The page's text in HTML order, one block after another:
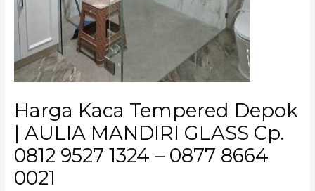
Harga Kaca Tempered Depok
| AULIA MANDIRI GLASS Cp.
0812 9527 1324 – 0877 8664
0021